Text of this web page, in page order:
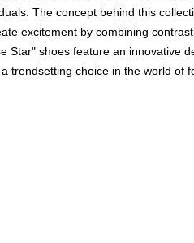
The concept behind this
excitement by combining
Star" shoes feature an innovative
trendsetting choice in the world of